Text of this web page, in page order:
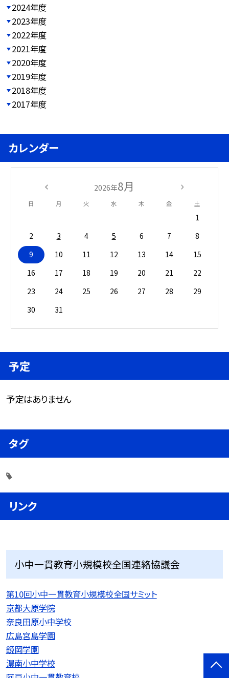
2024年度
2023年度
2022年度
2021年度
2020年度
2019年度
2018年度
2017年度
カレンダー
2026年8月
日 月 火 水 木 金 土
1
2
3 4 5 6 7
8
9
10 11 12 13 14
15
16
17 18 19 20 21
22
23
24 25 26 27 28
29
30
31
予定
予定はありません
タグ
リンク
小中一貫教育小規模校全国連絡協議会
第10回小中一貫教育小規模校全国サミット
京都大原学院
奈良田原小中学校
広島宮島学園
鏡岡学園
濃南小中学校